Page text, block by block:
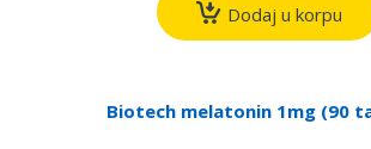
Dodaj u korpu
Biotech melatonin 1mg (90